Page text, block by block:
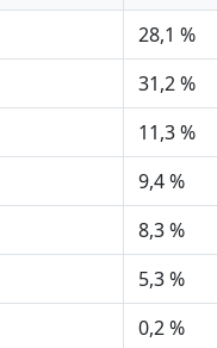
28,1 %
31,2 %
11,3 %
9,4 %
8,3 %
5,3 %
0,2 %